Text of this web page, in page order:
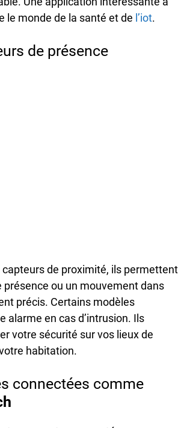
le monde de la santé et de l’iot.
de présence
capteurs de proximité, ils permettent
présence ou un mouvement dans
précis. Certains modèles
alarme en cas d’intrusion. Ils
votre sécurité sur vos lieux de
habitation.
connectées comme